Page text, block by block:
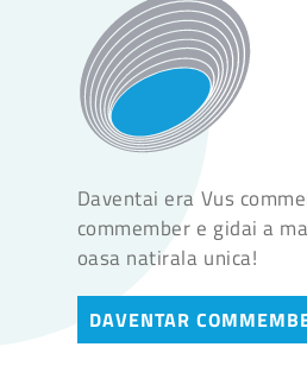
Daventai era Vus
commember e gidai a
oasa natirala unica!
DAVENTAR